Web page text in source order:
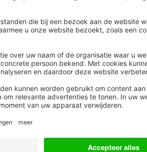
dat HR-professionals meer
door jaarljjks in het primair
Ten tweede door je te
of finance.”
HR-functie te verbeteren’
HR toe. “Ik ben zelf jaren
HR. Geen spijt van gehad.
plek geeft nieuwe perspectieven